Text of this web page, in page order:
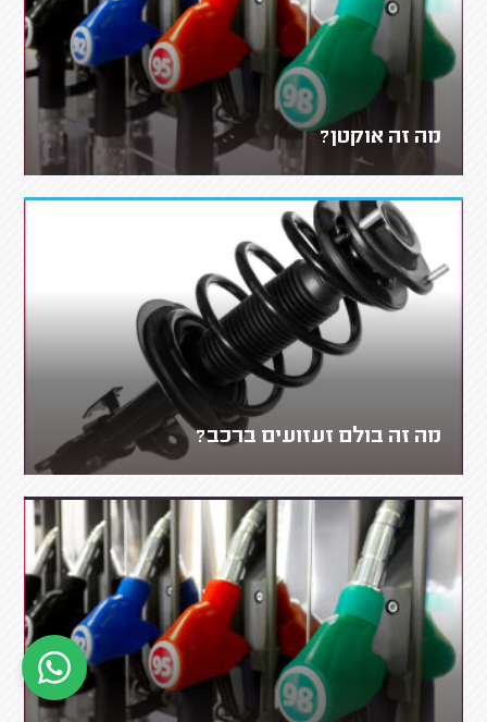
מה זה אוקטן?
מה זה בולם זעזועים ברכב?